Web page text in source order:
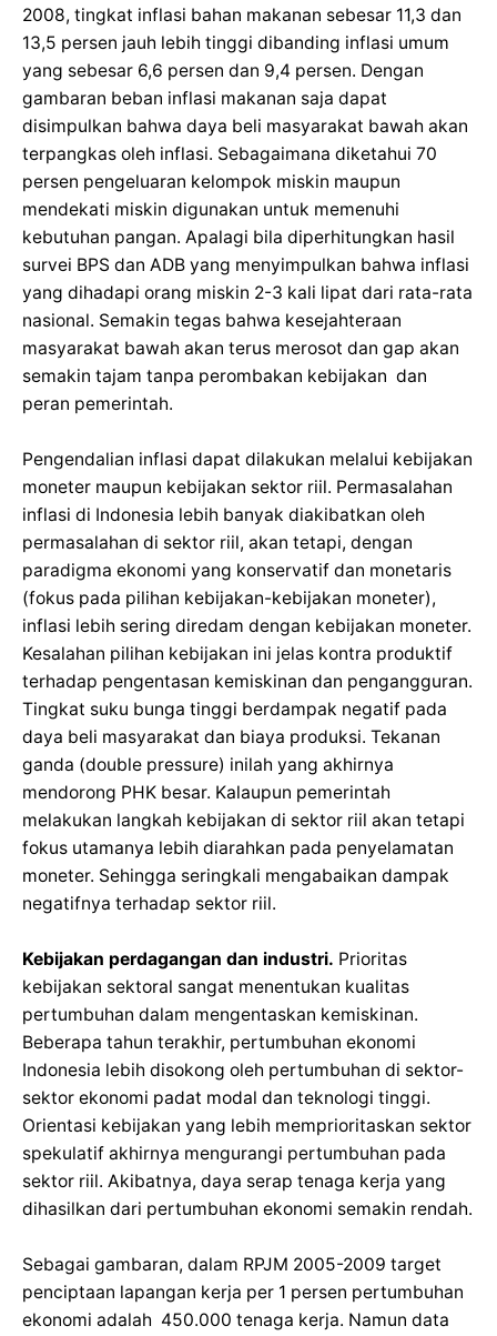
2008, tingkat inflasi bahan makanan sebesar 11,3 dan
13,5 persen jauh lebih tinggi dibanding inflasi umum
yang sebesar 6,6 persen dan 9,4 persen. Dengan
gambaran beban inflasi makanan saja dapat
disimpulkan bahwa daya beli masyarakat bawah akan
terpangkas oleh inflasi. Sebagaimana diketahui 70
persen pengeluaran kelompok miskin maupun
mendekati miskin digunakan untuk memenuhi
kebutuhan pangan. Apalagi bila diperhitungkan hasil
survei BPS dan ADB yang menyimpulkan bahwa inflasi
yang dihadapi orang miskin 2-3 kali lipat dari rata-rata
nasional. Semakin tegas bahwa kesejahteraan
masyarakat bawah akan terus merosot dan gap akan
semakin tajam tanpa perombakan kebijakan dan
peran pemerintah.
Pengendalian inflasi dapat dilakukan melalui kebijakan
moneter maupun kebijakan sektor riil. Permasalahan
inflasi di Indonesia lebih banyak diakibatkan oleh
permasalahan di sektor riil, akan tetapi, dengan
paradigma ekonomi yang konservatif dan monetaris
(fokus pada pilihan kebijakan-kebijakan moneter),
inflasi lebih sering diredam dengan kebijakan moneter.
Kesalahan pilihan kebijakan ini jelas kontra produktif
terhadap pengentasan kemiskinan dan pengangguran.
Tingkat suku bunga tinggi berdampak negatif pada
daya beli masyarakat dan biaya produksi. Tekanan
ganda (double pressure) inilah yang akhirnya
mendorong PHK besar. Kalaupun pemerintah
melakukan langkah kebijakan di sektor riil akan tetapi
fokus utamanya lebih diarahkan pada penyelamatan
moneter. Sehingga seringkali mengabaikan dampak
negatifnya terhadap sektor riil.
Kebijakan perdagangan dan industri. Prioritas
kebijakan sektoral sangat menentukan kualitas
pertumbuhan dalam mengentaskan kemiskinan.
Beberapa tahun terakhir, pertumbuhan ekonomi
Indonesia lebih disokong oleh pertumbuhan di sektor-
sektor ekonomi padat modal dan teknologi tinggi.
Orientasi kebijakan yang lebih memprioritaskan sektor
spekulatif akhirnya mengurangi pertumbuhan pada
sektor riil. Akibatnya, daya serap tenaga kerja yang
dihasilkan dari pertumbuhan ekonomi semakin rendah.
Sebagai gambaran, dalam RPJM 2005-2009 target
penciptaan lapangan kerja per 1 persen pertumbuhan
ekonomi adalah 450.000 tenaga kerja. Namun data